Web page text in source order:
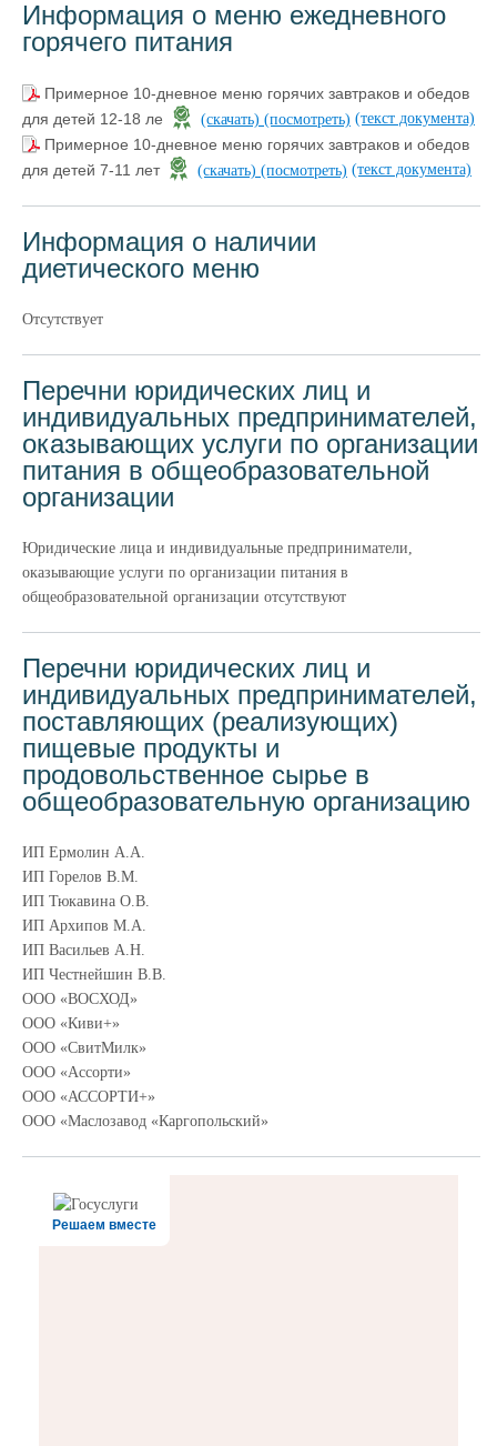
Информация о меню ежедневного
горячего питания
Примерное 10-дневное меню горячих завтраков и обедов
для детей 12-18 ле
(скачать) (посмотреть) (текст документа)
Примерное 10-дневное меню горячих завтраков и обедов
для детей 7-11 лет
(скачать) (посмотреть) (текст документа)
Информация о наличии
диетического меню
Отсутствует
Перечни юридических лиц и
индивидуальных предпринимателей,
оказывающих услуги по организации
питания в общеобразовательной
организации
Юридические лица и индивидуальные предприниматели,
оказывающие услуги по организации питания в
общеобразовательной организации отсутствуют
Перечни юридических лиц и
индивидуальных предпринимателей,
поставляющих (реализующих)
пищевые продукты и
продовольственное сырье в
общеобразовательную организацию
ИП Ермолин А.А.
ИП Горелов В.М.
ИП Тюкавина О.В.
ИП Архипов М.А.
ИП Васильев А.Н.
ИП Честнейшин В.В.
ООО «ВОСХОД»
ООО «Киви+»
ООО «СвитМилк»
ООО «Ассорти»
ООО «АССОРТИ+»
ООО «Маслозавод «Каргопольский»
Решаем вместе